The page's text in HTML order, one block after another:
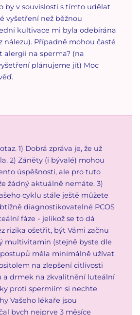
by v souvislosti s tímto udělat
vyšetření než běžnou
kultivace mi byla odebírána
nálezu). Případně mohou časté
alergii na sperma? (na
plánujeme jít) Moc
1) Dobrá zpráva je, že už
2) Záněty (i bývalé) mohou
úspěšnosti, ale pro tuto
žádný aktuálně nemáte. 3)
cyklu stále ještě můžete
diagnostikovatelné PCOS
fáze - jelikož se to dá
rizika ošetřit, být Vámi začnu
multivitamin (stejně byste dle
měla minimálně užívat
na zlepšení citlivosti
a drmek na zkvalitnění luteální
proti spermiím si nechte
Vašeho lékaře jsou
bych nejprve 3 měsíce